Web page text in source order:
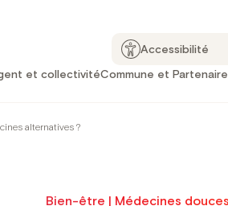
Accessibilité
et collectivitéCommune et Partenaire
alternatives ?
Bien-être | Médecines douces